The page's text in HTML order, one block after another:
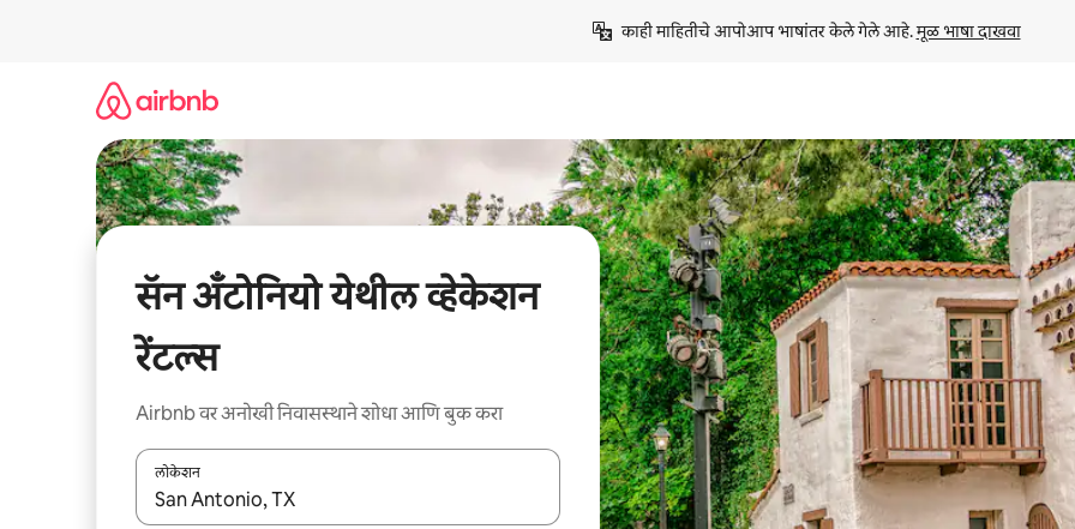
काही माहितीचे आपोआप भाषांतर केले गेले आहे. मूळ भाषा दाखवा
सॅन अँटोनियो येथील व्हेकेशन
रेंटल्स
Airbnb वर अनोखी निवासस्थाने शोधा आणि बुक करा
लोकेशन
जेव्हा परिणाम उपलब्ध असतील, तेव्हा वरच्या आणि खाली बाणांच्या किजसह नेव्हिगेट करा किंवा स्पर्शाने स्वाइप जेश्चर्स वापरून एक्सप्लोर करा.